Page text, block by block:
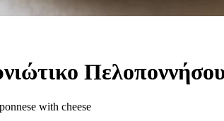
with cheese